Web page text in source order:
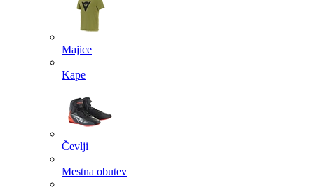
Majice
Kape
Čevlji
Mestna obutev